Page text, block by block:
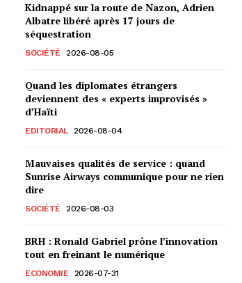
Kidnappé sur la route de Nazon, Adrien
Albatre libéré après 17 jours de
séquestration
SOCIÉTÉ 2026-08-05
Quand les diplomates étrangers
deviennent des « experts improvisés »
d’Haïti
EDITORIAL 2026-08-04
Mauvaises qualités de service : quand
Sunrise Airways communique pour ne rien
dire
SOCIÉTÉ 2026-08-03
BRH : Ronald Gabriel prône l’innovation
tout en freinant le numérique
ECONOMIE 2026-07-31